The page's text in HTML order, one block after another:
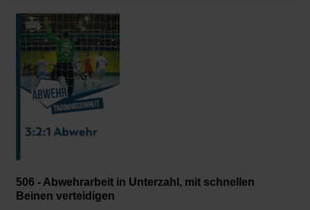
506 - Abwehrarbeit in Unterzahl, mit schnellen
Beinen verteidigen